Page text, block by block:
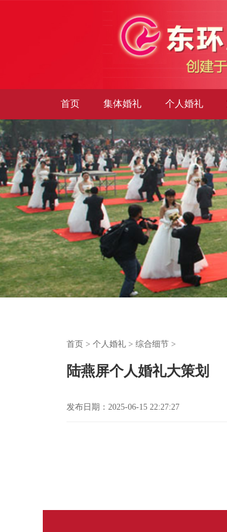
首页 集体婚礼 个人婚礼
首页 > 个人婚礼 > 综合细节 >
陆燕屏个人婚礼大策划
发布日期：2025-06-15 22:27:27